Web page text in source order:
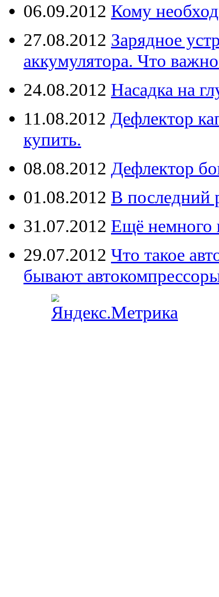
06.09.2012 Кому
27.08.2012 Зарядное
аккумулятора. Что
24.08.2012 Насадка на
11.08.2012 Дефлектор
купить.
08.08.2012 Дефлектор
01.08.2012 В последний
31.07.2012 Ещё немного
29.07.2012 Что такое
бывают